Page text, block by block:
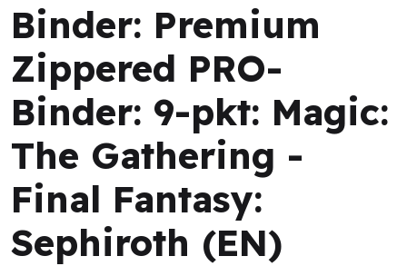
Binder: Premium
Zippered PRO-
Binder: 9-pkt: Magic:
The Gathering -
Final Fantasy:
Sephiroth (EN)